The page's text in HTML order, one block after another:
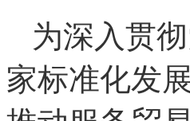
为深入贯
家标准化发